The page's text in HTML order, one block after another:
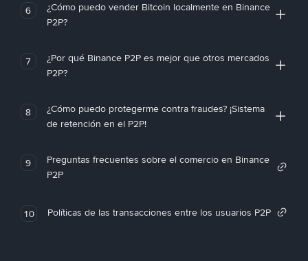
6
¿Cómo puedo vender Bitcoin localmente en Binance
P2P?
7
¿Por qué Binance P2P es mejor que otros mercados
P2P?
8
¿Cómo puedo protegerme contra fraudes? ¡Sistema
de retención en el P2P!
9
Preguntas frecuentes sobre el comercio en Binance
P2P
10 Políticas de las transacciones entre los usuarios P2P